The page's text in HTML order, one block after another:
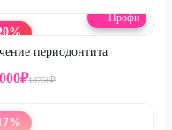
и
%
Профи
периодонтита
₽18750₽
%